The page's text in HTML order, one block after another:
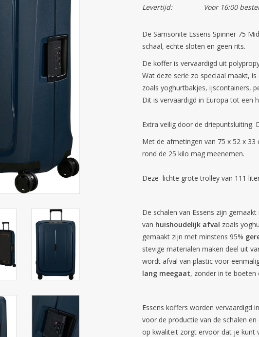
Levertijd:
Voor 16:00
De Samsonite Essens Spinner 75
schaal, echte sloten en geen rits.
De koffer is vervaardigd uit
Wat deze serie zo speciaal maakt,
zoals yoghurtbakjes, ijscontainers,
Dit is vervaardigd in Europa tot een
Extra veilig door de
Met de afmetingen van 75 x 52 x
rond de 25 kilo mag meenemen.
Deze lichte grote trolley van 111
De schalen van Essens zijn
van huishoudelijk afval zoals
gemaakt zijn met minstens 95%
stevige materialen maken deel uit
wordt afval van plastic voor
lang meegaat, zonder in te boeten
Essens koffers worden vervaardigd
voor de productie van de schalen
op kwaliteit zorgt ervoor dat je kunt